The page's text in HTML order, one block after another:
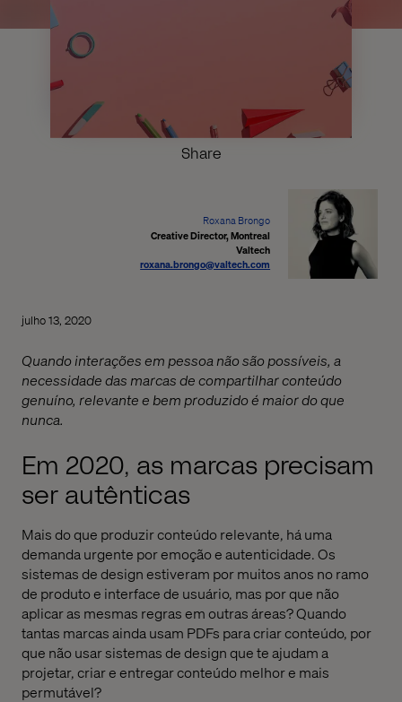
Share
Roxana Brongo
Creative Director, Montreal
Valtech
roxana.brongo@valtech.com
julho 13, 2020
Quando interações em pessoa não são possíveis, a
necessidade das marcas de compartilhar conteúdo
genuíno, relevante e bem produzido é maior do que
nunca.
Em 2020, as marcas precisam
ser autênticas
Mais do que produzir conteúdo relevante, há uma
demanda urgente por emoção e autenticidade. Os
sistemas de design estiveram por muitos anos no ramo
de produto e interface de usuário, mas por que não
aplicar as mesmas regras em outras áreas? Quando
tantas marcas ainda usam PDFs para criar conteúdo, por
que não usar sistemas de design que te ajudam a
projetar, criar e entregar conteúdo melhor e mais
permutável?